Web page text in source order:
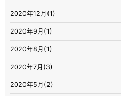
2020年12月(1)
2020年9月(1)
2020年8月(1)
2020年7月(3)
2020年5月(2)